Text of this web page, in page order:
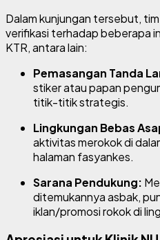
Dalam kunjungan tersebut,
verifikasi terhadap beberapa
KTR, antara lain:
Pemasangan Tanda
stiker atau papan
titik-titik strategis.
Lingkungan Bebas
aktivitas merokok di
halaman fasyankes.
Sarana Pendukung:
ditemukannya asbak,
iklan/promosi rokok di